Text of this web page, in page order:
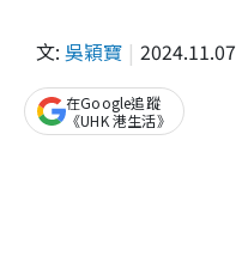
文: 吳穎寶 2024.11.07
在Google追蹤
《UHK 港生活》